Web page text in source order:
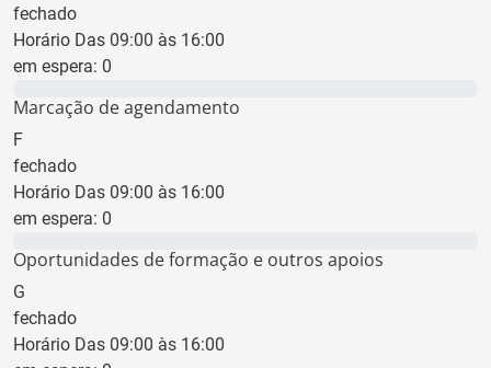
fechado
Horário Das 09:00 às 16:00
em espera: 0
Marcação de agendamento
F
fechado
Horário Das 09:00 às 16:00
em espera: 0
Oportunidades de formação e outros apoios
G
fechado
Horário Das 09:00 às 16:00